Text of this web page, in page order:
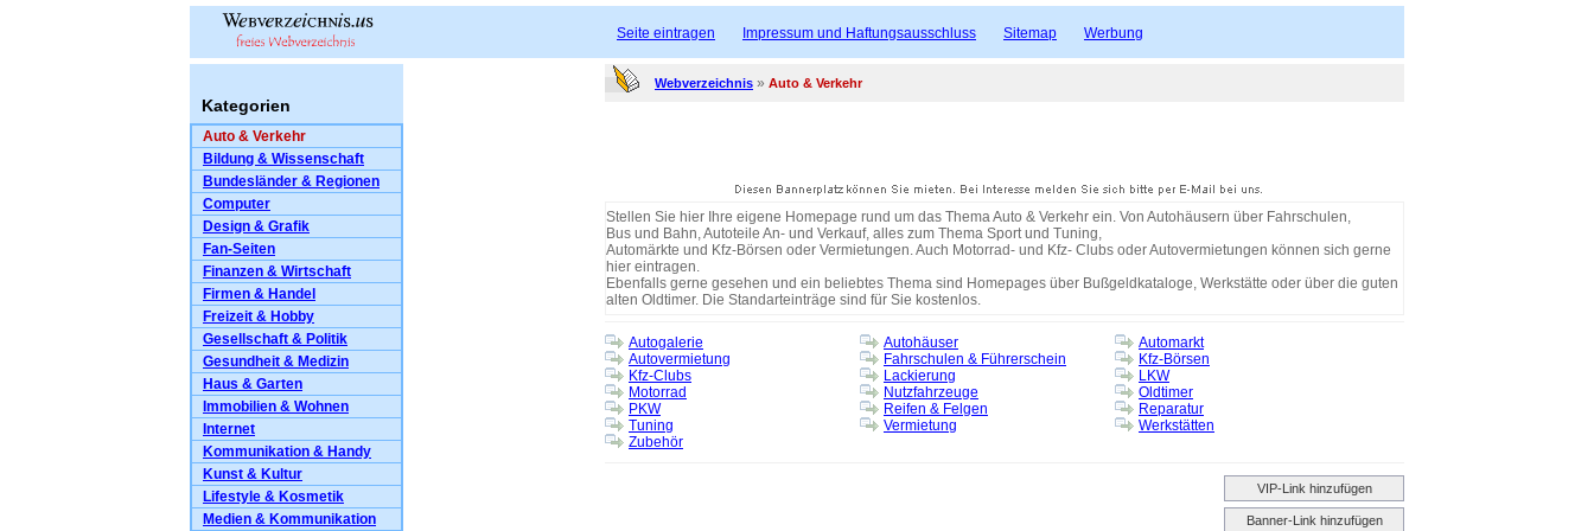
Seite eintragen Impressum und Haftungsausschluss Sitemap Werbung
Kategorien
Auto & Verkehr
Bildung & Wissenschaft
Bundesländer & Regionen
Computer
Design & Grafik
Fan-Seiten
Finanzen & Wirtschaft
Firmen & Handel
Freizeit & Hobby
Gesellschaft & Politik
Gesundheit & Medizin
Haus & Garten
Immobilien & Wohnen
Internet
Kommunikation & Handy
Kunst & Kultur
Lifestyle & Kosmetik
Medien & Kommunikation
Webverzeichnis » Auto & Verkehr
Stellen Sie hier Ihre eigene Homepage rund um das Thema Auto & Verkehr ein. Von Autohäusern über Fahrschulen,
Bus und Bahn, Autoteile An- und Verkauf, alles zum Thema Sport und Tuning,
Automärkte und Kfz-Börsen oder Vermietungen. Auch Motorrad- und Kfz- Clubs oder Autovermietungen können sich gerne
hier eintragen.
Ebenfalls gerne gesehen und ein beliebtes Thema sind Homepages über Bußgeldkataloge, Werkstätte oder über die guten
alten Oldtimer. Die Standarteinträge sind für Sie kostenlos.
Autogalerie Autohäuser
Automarkt
Autovermietung
Fahrschulen & Führerschein
Kfz-Börsen
Kfz-Clubs
Lackierung
LKW
Motorrad
Nutzfahrzeuge
Oldtimer
PKW
Reifen & Felgen
Reparatur
Tuning
Vermietung
Werkstätten
Zubehör
VIP-Link hinzufügen
Banner-Link hinzufügen